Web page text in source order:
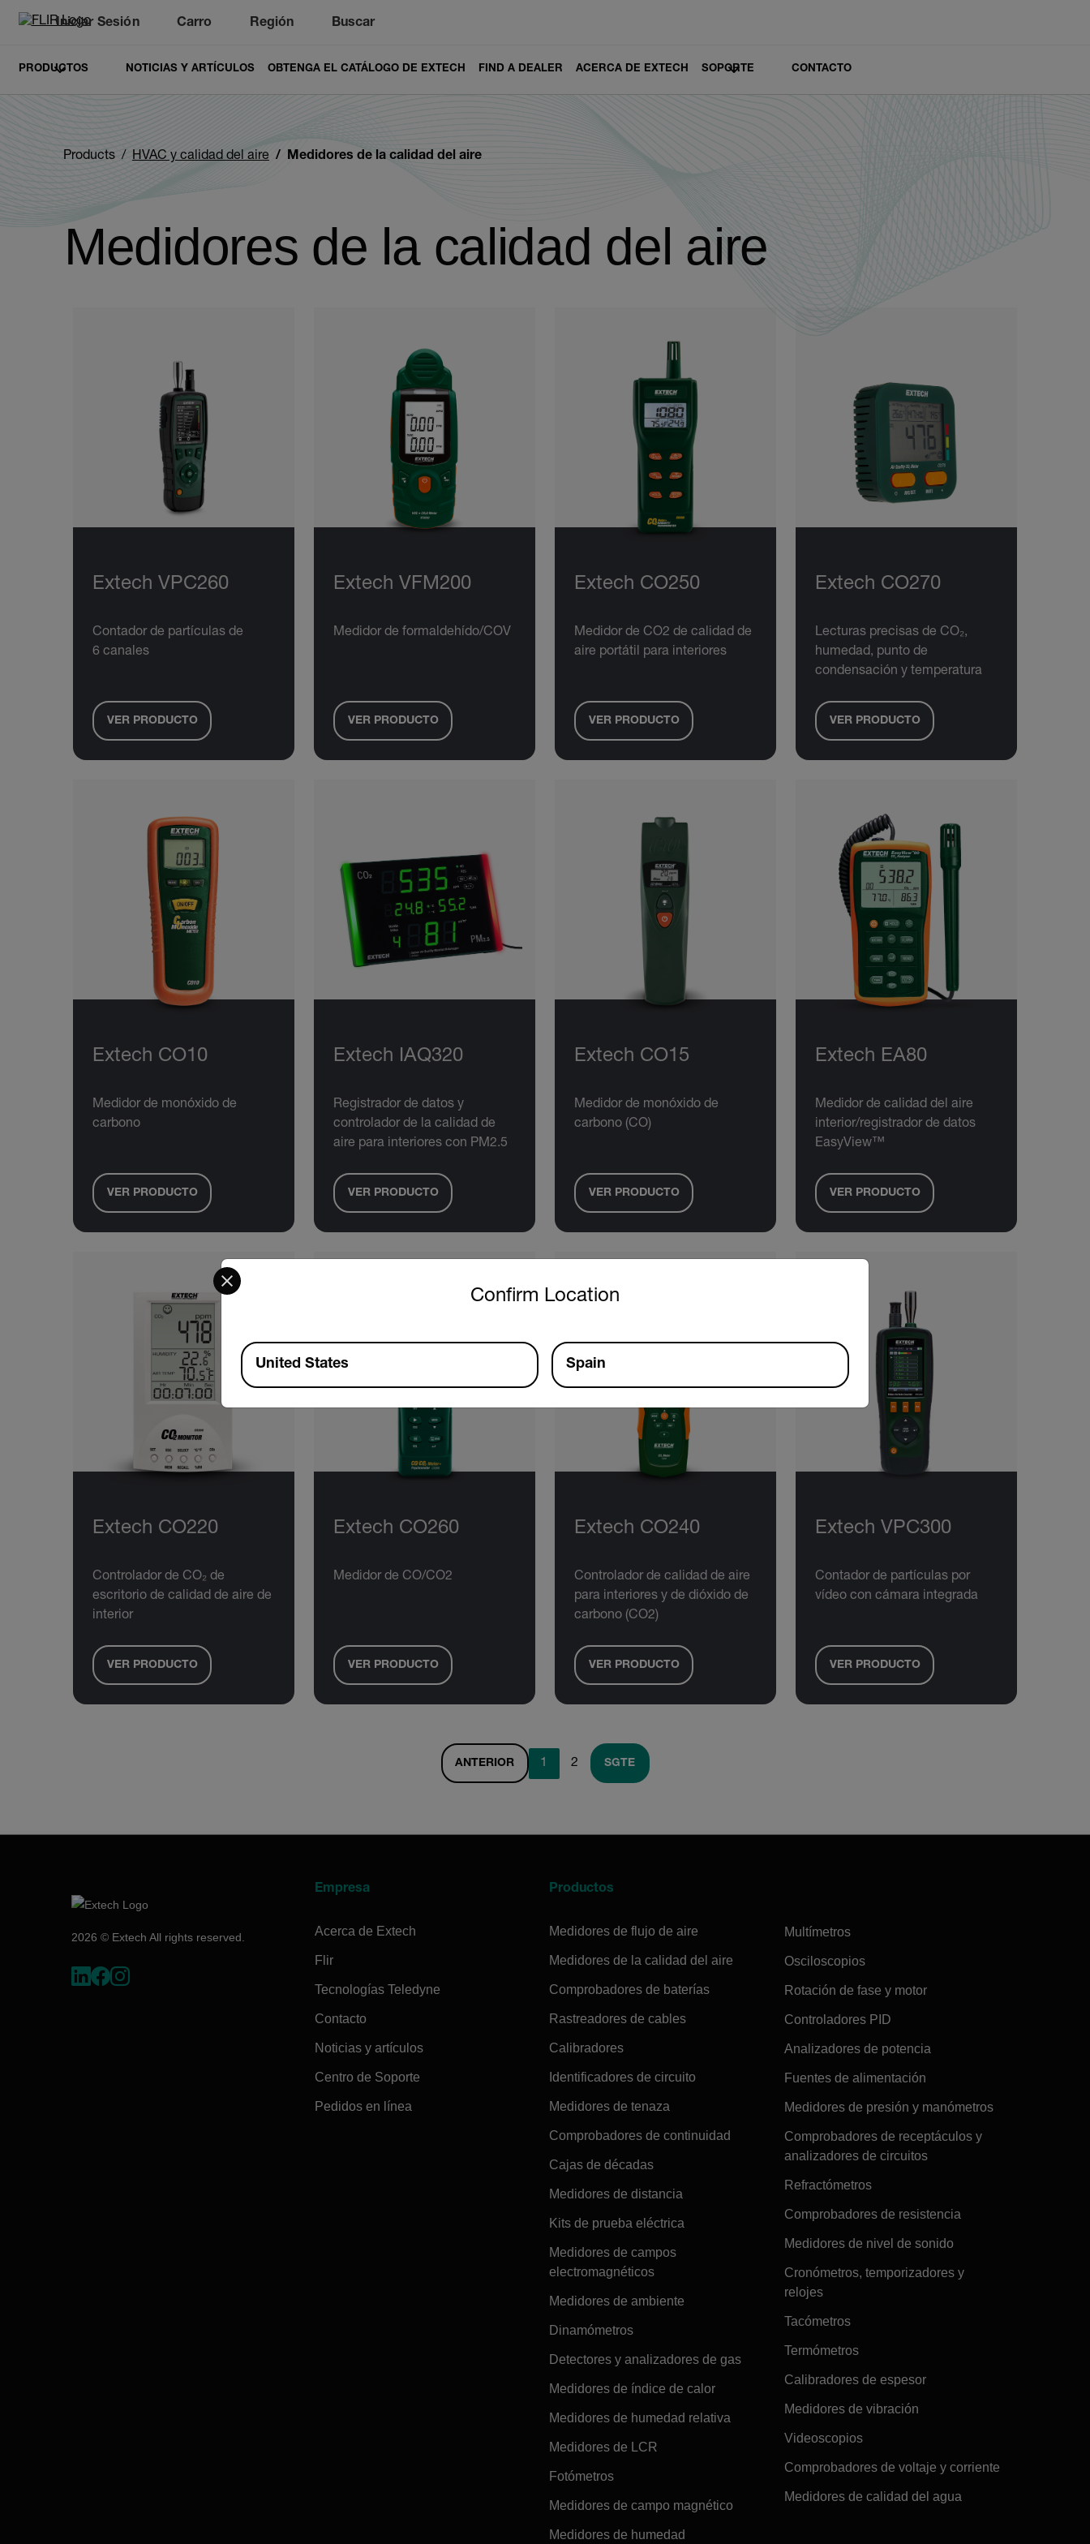
Iniciar Sesión
Unread messages
Carro
Región Buscar
PRODUCTOS NOTICIAS Y ARTÍCULOS OBTENGA EL CATÁLOGO DE EXTECH FIND A DEALER ACERCA DE EXTECH SOPORTE CONTACTO
Products HVAC y calidad del aire Medidores de la calidad del aire
Medidores de la calidad del aire
Extech VPC260
Contador de partículas de
6 canales
VER PRODUCTO
Extech VFM200
Medidor de formaldehído/COV
VER PRODUCTO
Extech CO250
Medidor de CO2 de calidad de
aire portátil para interiores
VER PRODUCTO
Extech CO270
Lecturas precisas de CO₂,
humedad, punto de
condensación y temperatura
VER PRODUCTO
Extech CO10
Medidor de monóxido de
carbono
VER PRODUCTO
Extech IAQ320
Registrador de datos y
controlador de la calidad de
aire para interiores con PM2.5
VER PRODUCTO
Extech CO15
Medidor de monóxido de
carbono (CO)
VER PRODUCTO
Extech EA80
Medidor de calidad del aire
interior/registrador de datos
EasyView™
VER PRODUCTO
Extech CO220
Controlador de CO₂ de
escritorio de calidad de aire de
interior
VER PRODUCTO
Extech CO260
Medidor de CO/CO2
VER PRODUCTO
Extech CO240
Controlador de calidad de aire
para interiores y de dióxido de
carbono (CO2)
VER PRODUCTO
Extech VPC300
Contador de partículas por
vídeo con cámara integrada
VER PRODUCTO
ANTERIOR 1 2 SGTE
2026 © Extech All rights reserved.
Empresa
Acerca de Extech
Flir
Tecnologías Teledyne
Contacto
Noticias y artículos
Centro de Soporte
Pedidos en línea
Productos
Medidores de flujo de aire
Medidores de la calidad del aire
Comprobadores de baterías
Rastreadores de cables
Calibradores
Identificadores de circuito
Medidores de tenaza
Comprobadores de continuidad
Cajas de décadas
Medidores de distancia
Kits de prueba eléctrica
Medidores de campos
electromagnéticos
Medidores de ambiente
Dinamómetros
Detectores y analizadores de gas
Medidores de índice de calor
Medidores de humedad relativa
Medidores de LCR
Fotómetros
Medidores de campo magnético
Medidores de humedad
Multímetros
Osciloscopios
Rotación de fase y motor
Controladores PID
Analizadores de potencia
Fuentes de alimentación
Medidores de presión y manómetros
Comprobadores de receptáculos y
analizadores de circuitos
Refractómetros
Comprobadores de resistencia
Medidores de nivel de sonido
Cronómetros, temporizadores y
relojes
Tacómetros
Termómetros
Calibradores de espesor
Medidores de vibración
Videoscopios
Comprobadores de voltaje y corriente
Medidores de calidad del agua
Confirm Location
Select your preferred country and language from the options below to access the appropriate version of our website.
Available Locations
United States Spain